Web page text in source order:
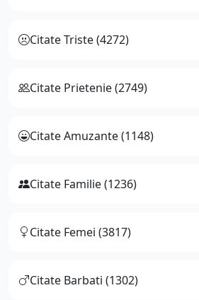
Citate Triste (4272)
Citate Prietenie (2749)
Citate Amuzante (1148)
Citate Familie (1236)
Citate Femei (3817)
Citate Barbati (1302)